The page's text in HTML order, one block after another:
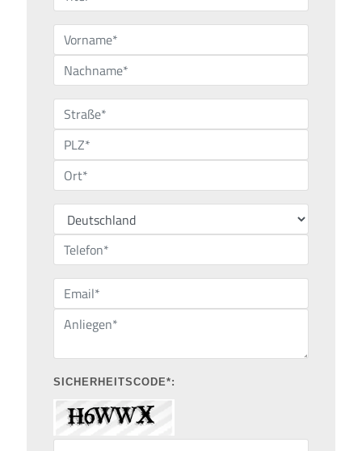
SICHERHEITSCODE*: